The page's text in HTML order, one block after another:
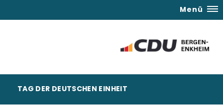
Menü
TAG DER DEUTSCHEN EINHEIT